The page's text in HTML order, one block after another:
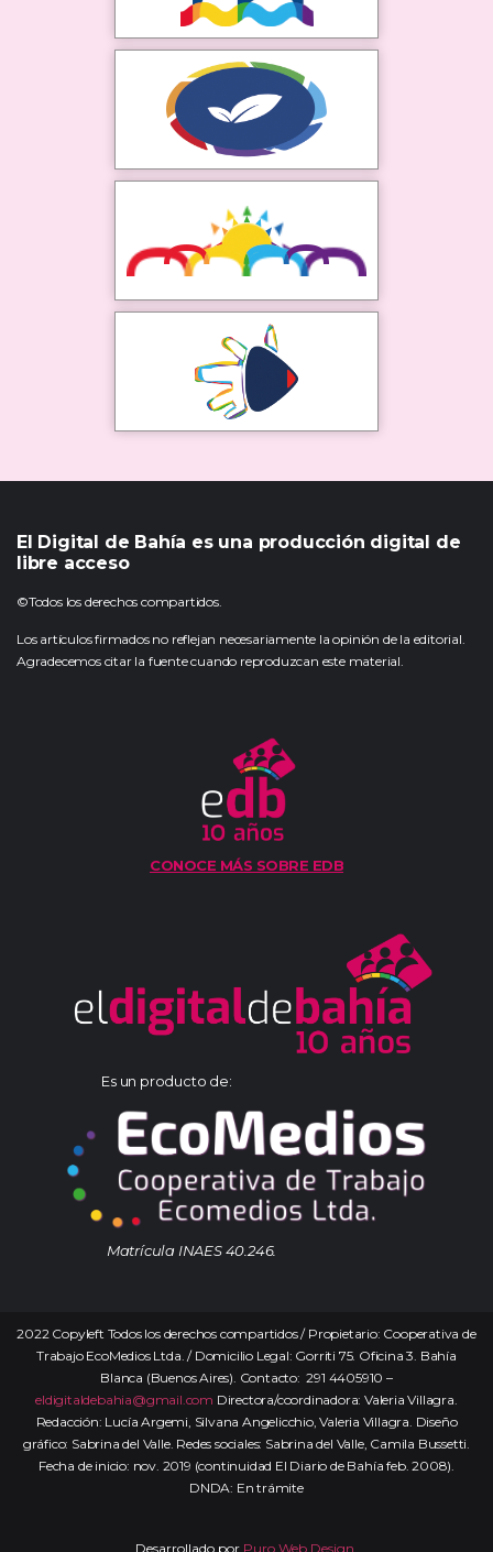
El Digital de Bahía es una producción digital de
libre acceso
©Todos los derechos compartidos.
Los artículos firmados no reflejan necesariamente la opinión de la editorial.
Agradecemos citar la fuente cuando reproduzcan este material.
CONOCE MÁS SOBRE EDB
Es un producto de:
Matrícula INAES 40.246.
2022 Copyleft Todos los derechos compartidos / Propietario: Cooperativa de
Trabajo EcoMedios Ltda. / Domicilio Legal: Gorriti 75. Oficina 3. Bahía
Blanca (Buenos Aires). Contacto: 291 4405910 –
eldigitaldebahia@gmail.com Directora/coordinadora: Valeria Villagra.
Redacción: Lucía Argemi, Silvana Angelicchio, Valeria Villagra. Diseño
gráfico: Sabrina del Valle. Redes sociales: Sabrina del Valle, Camila Bussetti.
Fecha de inicio: nov. 2019 (continuidad El Diario de Bahía feb. 2008).
DNDA: En trámite
Desarrollado por Puro Web Design.